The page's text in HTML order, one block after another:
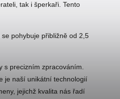
tak i šperkaři. Tento
pohybuje přibližně od 2,5
s precizním zpracováním.
je naší unikátní technologií
jejichž kvalita nás řadí